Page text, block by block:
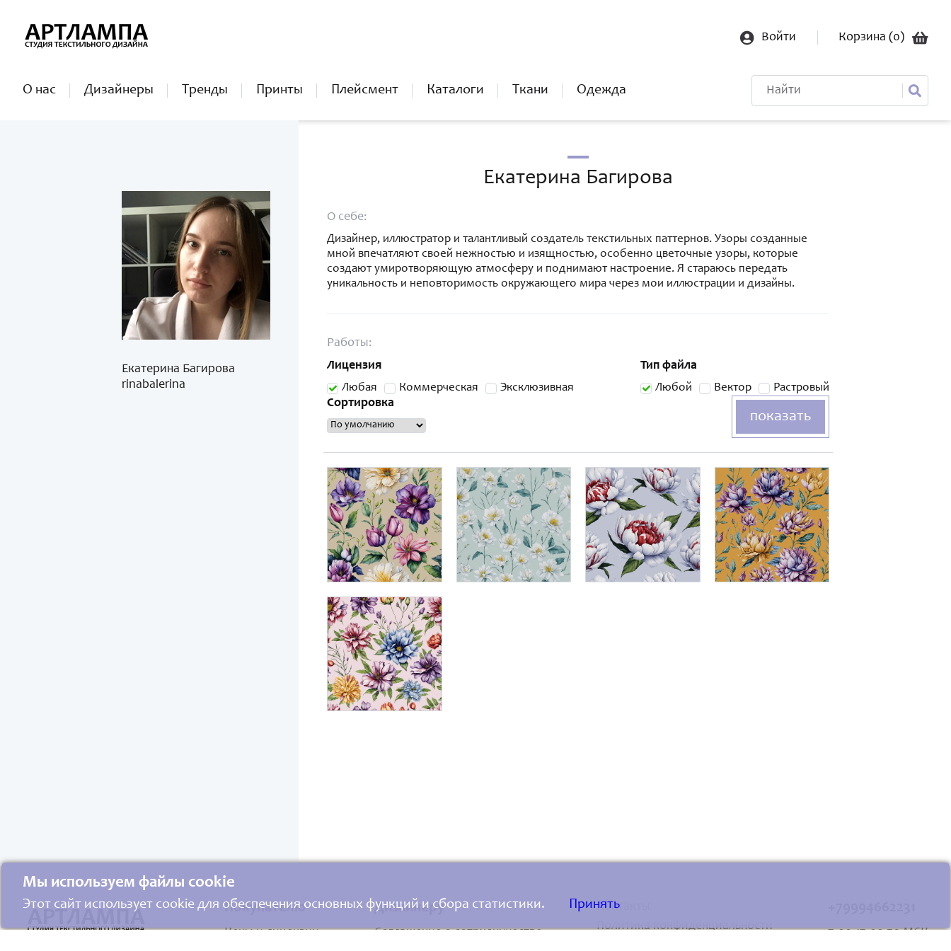
Войти Корзина (0)
О нас Дизайнеры Тренды Принты Плейсмент Каталоги Ткани Одежда
Екатерина Багирова
rinabalerina
Екатерина Багирова
О себе:
Дизайнер, иллюстратор и талантливый создатель текстильных паттернов. Узоры созданные
мной впечатляют своей нежностью и изящностью, особенно цветочные узоры, которые
создают умиротворяющую атмосферу и поднимают настроение. Я стараюсь передать
уникальность и неповторимость окружающего мира через мои иллюстрации и дизайны.
Работы:
Лицензия
Любая Коммерческая Эксклюзивная
Тип файла
Любой Вектор Растровый
Сортировка
показать
Покупателю
Цены и лицензии
Дизайнеру
Соглашение о сотрудничестве
Контакты
Политика конфиденциальности
7.00-17.00 по МСК
Мы используем файлы cookie
Этот сайт использует cookie для обеспечения основных функций и сбора статистики. Принять